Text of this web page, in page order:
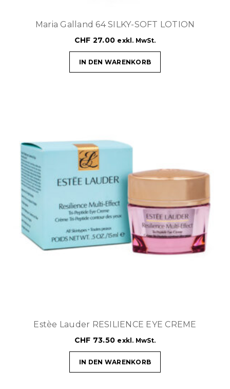
Maria Galland 64 SILKY-SOFT LOTION
CHF 27.00 exkl. MwSt.
IN DEN WARENKORB
Estèe Lauder RESILIENCE EYE CREME
CHF 73.50 exkl. MwSt.
IN DEN WARENKORB